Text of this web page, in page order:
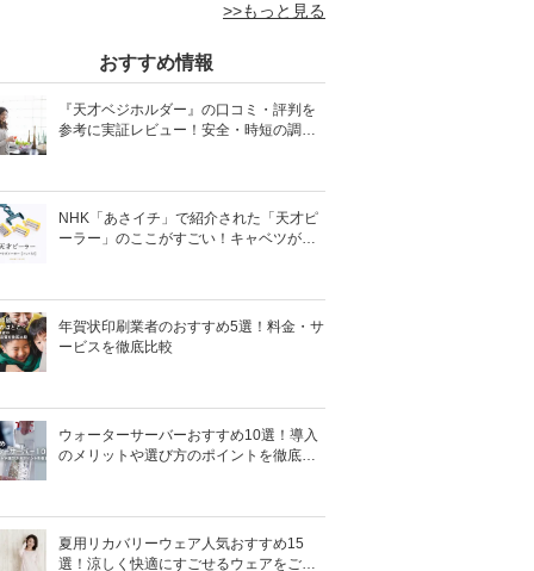
>>もっと見る
おすすめ情報
『天才ベジホルダー』の口コミ・評判を
参考に実証レビュー！安全・時短の調理
NHK「あさイチ」で紹介された「天才ピ
ーラー」のここがすごい！キャベツがほ
年賀状印刷業者のおすすめ5選！料金・サ
ービスを徹底比較
ウォーターサーバーおすすめ10選！導入
のメリットや選び方のポイントを徹底解
夏用リカバリーウェア人気おすすめ15
選！涼しく快適にすごせるウェアをご紹